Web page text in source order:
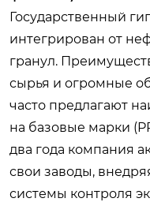
Государственный
интегрирован от
гранул.
сырья и огромные
часто предлагают
на базовые марки
два года компания
свои заводы,
системы контроля